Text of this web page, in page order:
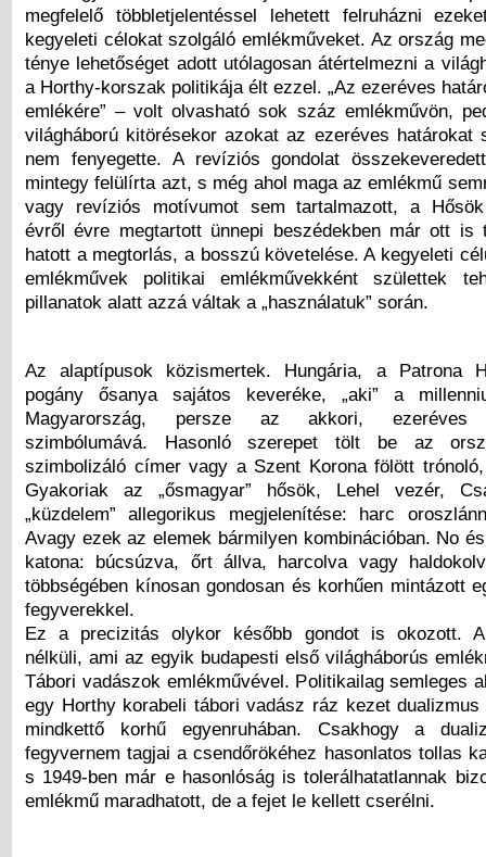
megfelelő többletjelentéssel lehetett felruházni
kegyeleti célokat szolgáló emlékműveket. Az ország
ténye lehetőséget adott utólagosan átértelmezni a
a Horthy-korszak politikája élt ezzel. „Az ezeréves
emlékére” – volt olvasható sok száz emlékművön,
világháború kitörésekor azokat az ezeréves határokat
nem fenyegette. A revíziós gondolat
mintegy felülírta azt, s még ahol maga az emlékmű
vagy revíziós motívumot sem tartalmazott, a Hősök
évről évre megtartott ünnepi beszédekben már ott is
hatott a megtorlás, a bosszú követelése. A kegyeleti
emlékművek politikai emlékművekként születtek
pillanatok alatt azzá váltak a „használatuk” során.
Az alaptípusok közismertek. Hungária, a Patrona
pogány ősanya sajátos keveréke, „aki” a
Magyarország, persze az akkori, ezeréves
szimbólumává. Hasonló szerepet tölt be az
szimbolizáló címer vagy a Szent Korona fölött
Gyakoriak az „ősmagyar” hősök, Lehel vezér,
„küzdelem” allegorikus megjelenítése: harc
Avagy ezek az elemek bármilyen kombinációban. No
katona: búcsúzva, őrt állva, harcolva vagy
többségében kínosan gondosan és korhűen mintázott
fegyverekkel.
Ez a precizitás olykor később gondot is okozott.
nélküli, ami az egyik budapesti első világháborús
Tábori vadászok emlékművével. Politikailag semleges
egy Horthy korabeli tábori vadász ráz kezet
mindkettő korhű egyenruhában. Csakhogy a
fegyvernem tagjai a csendőrökéhez hasonlatos tollas
s 1949-ben már e hasonlóság is tolerálhatatlannak
emlékmű maradhatott, de a fejet le kellett cserélni.